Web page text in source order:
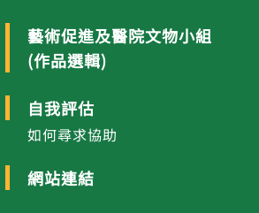
藝術促進及醫院文物小組
(作品選輯)
自我評估
如何尋求協助
網站連結